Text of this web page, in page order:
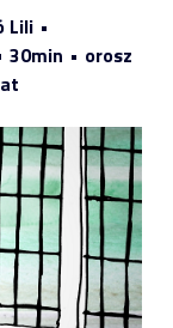
Lili
30min
orosz